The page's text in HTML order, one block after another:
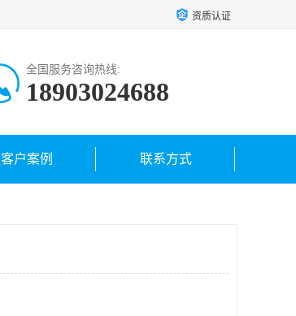
资质认证
全国服务咨询热线:
18903024688
客户案例 联系方式